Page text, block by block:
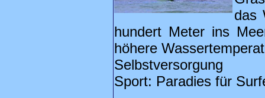
das
hundert Meter ins
höhere
Selbstversorgung
Sport: Paradies für